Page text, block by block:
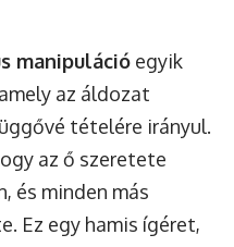
manipuláció egyik
az áldozat
tételére irányul.
az ő szeretete
és minden más
Ez egy hamis ígéret,